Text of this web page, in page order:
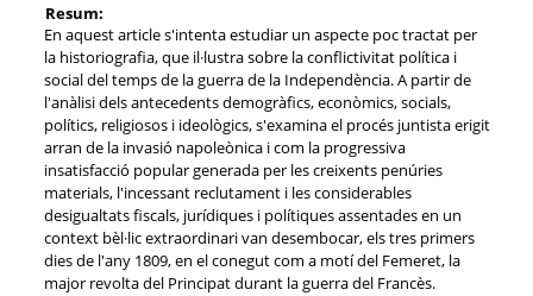
Resum:
En aquest article s'intenta estudiar un aspecte poc tractat per
la historiografia, que il·lustra sobre la conflictivitat política i
social del temps de la guerra de la Independència. A partir de
l'anàlisi dels antecedents demogràfics, econòmics, socials,
polítics, religiosos i ideològics, s'examina el procés juntista erigit
arran de la invasió napoleònica i com la progressiva
insatisfacció popular generada per les creixents penúries
materials, l'incessant reclutament i les considerables
desigualtats fiscals, jurídiques i polítiques assentades en un
context bèl·lic extraordinari van desembocar, els tres primers
dies de l'any 1809, en el conegut com a motí del Femeret, la
major revolta del Principat durant la guerra del Francès.